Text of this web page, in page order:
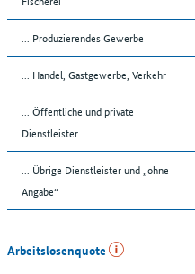
... Produzierendes Gewerbe
... Handel, Gastgewerbe, Verkehr
... Öffentliche und private
Dienstleister
... Übrige Dienstleister und „ohne
Angabe“
Arbeitslosenquote